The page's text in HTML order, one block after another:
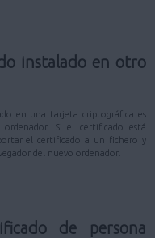
instalado en otro
en una tarjeta criptográfica es
Si el certificado está
el certificado a un fichero y
del nuevo ordenador.
de persona